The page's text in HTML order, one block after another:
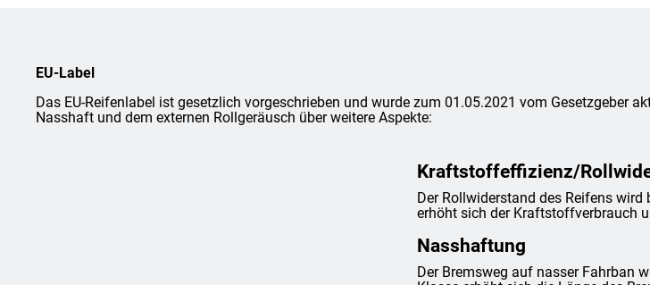
EU-Label
Das EU-Reifenlabel ist gesetzlich vorgeschrieben und wurde zum 01.05.2021 vom Gesetzgeber
Nasshaft und dem externen Rollgeräusch über weitere Aspekte:
Kraftstoffeffizienz/
Der Rollwiderstand des Reifens
erhöht sich der Kraftstoffverbrauch
Nasshaftung
Der Bremsweg auf nasser Fahrban